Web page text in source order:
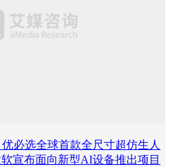
必选全球首款全尺寸超仿生人
宣布面向新型AI设备推出项目